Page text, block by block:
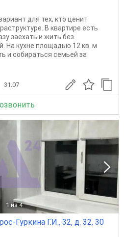
для тех, кто ценит
В квартире есть
заехать и жить без
На кухне площадью 12 кв. м
и собираться семьей за
31.07
1 из 4
Гуркина Г.И., 32, д. 32, 30